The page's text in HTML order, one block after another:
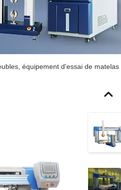
équipement d'essai de matelas